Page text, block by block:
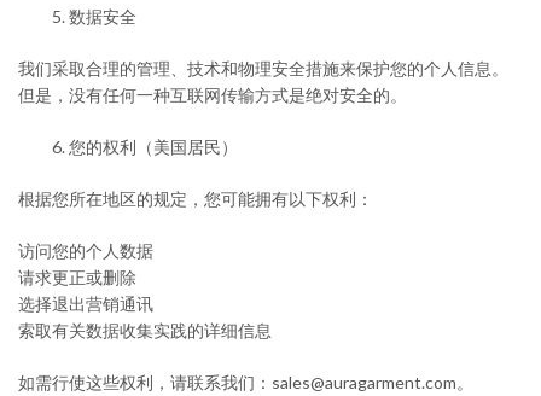
数据安全
我们采取合理的管理、技术和物理安全措施来保护您的个人信息。
但是，没有任何一种互联网传输方式是绝对安全的。
您的权利（美国居民）
根据您所在地区的规定，您可能拥有以下权利：
访问您的个人数据
请求更正或删除
选择退出营销通讯
索取有关数据收集实践的详细信息
如需行使这些权利，请联系我们：sales@auragarment.com。